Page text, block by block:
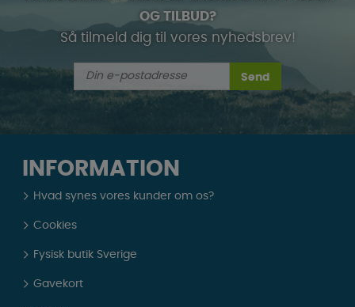
OG TILBUD?
Så tilmeld dig til vores nyhedsbrev!
Send
INFORMATION
Hvad synes vores kunder om os?
Cookies
Fysisk butik Sverige
Gavekort